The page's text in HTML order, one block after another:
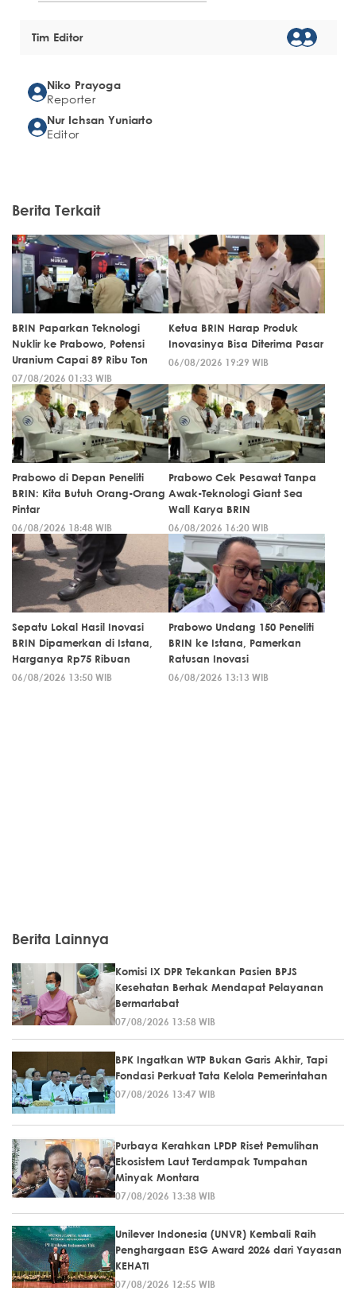
Tim Editor
Niko Prayoga
Reporter
Nur Ichsan Yuniarto
Editor
Berita Terkait
BRIN Paparkan Teknologi
Nuklir ke Prabowo, Potensi
Uranium Capai 89 Ribu Ton
07/08/2026 01:33 WIB
Ketua BRIN Harap Produk
Inovasinya Bisa Diterima Pasar
06/08/2026 19:29 WIB
Prabowo di Depan Peneliti
BRIN: Kita Butuh Orang-Orang
Pintar
06/08/2026 18:48 WIB
Prabowo Cek Pesawat Tanpa
Awak-Teknologi Giant Sea
Wall Karya BRIN
06/08/2026 16:20 WIB
Sepatu Lokal Hasil Inovasi
BRIN Dipamerkan di Istana,
Harganya Rp75 Ribuan
06/08/2026 13:50 WIB
Prabowo Undang 150 Peneliti
BRIN ke Istana, Pamerkan
Ratusan Inovasi
06/08/2026 13:13 WIB
Berita Lainnya
Komisi IX DPR Tekankan Pasien BPJS
Kesehatan Berhak Mendapat Pelayanan
Bermartabat
07/08/2026 13:58 WIB
BPK Ingatkan WTP Bukan Garis Akhir, Tapi
Fondasi Perkuat Tata Kelola Pemerintahan
07/08/2026 13:47 WIB
Purbaya Kerahkan LPDP Riset Pemulihan
Ekosistem Laut Terdampak Tumpahan
Minyak Montara
07/08/2026 13:38 WIB
Unilever Indonesia (UNVR) Kembali Raih
Penghargaan ESG Award 2026 dari Yayasan
KEHATI
07/08/2026 12:55 WIB